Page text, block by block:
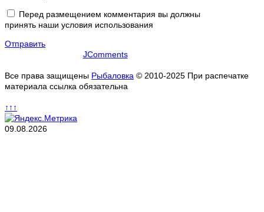
Перед размещением комментария вы должны
принять наши условия использования
Отправить
JComments
Все права защищены Рыбаловка © 2010-2025 При распечатке
материала ссылка обязательна
↑↑↑
09.08.2026